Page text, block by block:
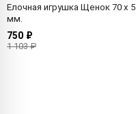
Елочная игрушка Щенок 70 x 5
мм.
750 ₽
1 103 ₽